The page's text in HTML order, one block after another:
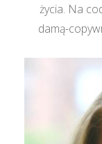
życia. Na
damą-